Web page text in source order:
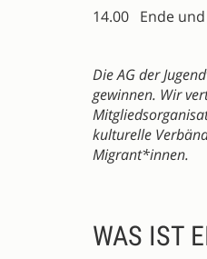
14.00 Ende
Die AG der
gewinnen. Wir
kulturelle
Migrant*innen.
WAS IST